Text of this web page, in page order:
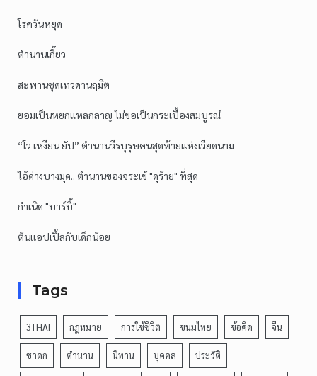
โรควันหยุด
ตำนานเกี๊ยว
สะพานชุดเทวดานฤมิต
ยอมเป็นหยกแหลกลาญ ไม่ขอเป็นกระเบื้องสมบูรณ์
“โว เหงียน ยัป” ตำนานวีรบุรุษคนสุดท้ายแห่งเวียดนาม
ไอ้ด่างบางมุด.. ตำนานของจระเข้ "ดุร้าย" ที่สุด
กำเนิด "บาร์บี้"
ต้นแอปเปิ้ลกับเด็กน้อย
Tags
3THAI กฎหมาย การใช้ชีวิต ขนมไทย ข้อคิด จีน
ชาดก ตำนาน นิทาน บุคคล ประวัติ